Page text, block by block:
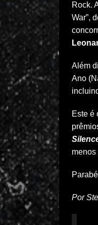
Rock.
War”,
Além
Ano
Este é
menos
Por